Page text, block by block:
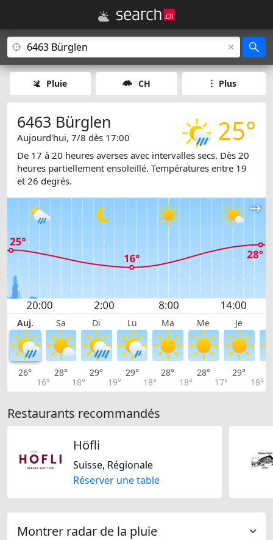
Pluie CH Plus
25°
6463 Bürglen
Aujourd'hui, 7/8 dès 17:00
De 17 à 20 heures averses avec intervalles secs. Dès 20
heures partiellement ensoleillé. Températures entre 19
et 26 degrés.
Auj. Sa Di Lu Ma Me Je
26°
16°
28°
18°
29°
19°
29°
18°
28°
18°
28°
17°
29°
18°
Restaurants recommandés
Höfli
Suisse, Régionale
Réserver une table
Montrer radar de la pluie